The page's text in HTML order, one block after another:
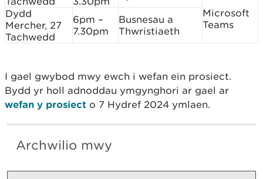
Microsoft
Teams
Dydd
Mercher, 27
Tachwedd
6pm –
7.30pm
Busnesau a
Thwristiaeth
I gael gwybod mwy ewch i wefan ein prosiect.
Bydd yr holl adnoddau ymgynghori ar gael ar
wefan y prosiect o 7 Hydref 2024 ymlaen.
Archwilio mwy